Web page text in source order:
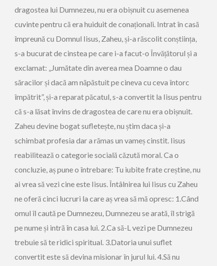
dragostea lui Dumnezeu, nu era obișnuit cu asemenea
cuvinte pentru că era huiduit de conaționali. Intrat în casă
împreună cu Domnul Iisus, Zaheu, și-a răscolit conștiința,
s-a bucurat de cinstea pe care i-a facut-o Învățătorul și a
exclamat: „Jumătate din averea mea Doamne o dau
săracilor și dacă am năpăstuit pe cineva cu ceva întorc
împătrit”, și-a reparat păcatul, s-a convertit la Iisus pentru
că s-a lăsat învins de dragostea de care nu era obișnuit.
Zaheu devine bogat sufletește, nu știm daca și-a
schimbat profesia dar a rămas un vameș cinstit. Iisus
reabilitează o categorie socială căzută moral. Ca o
concluzie, aș pune o întrebare: Tu iubite frate creștine, nu
ai vrea să vezi cine este Iisus. Întâlnirea lui Iisus cu Zaheu
ne oferă cinci lucruri la care aș vrea să mă opresc: 1.Când
omul îl caută pe Dumnezeu, Dumnezeu se arată, îl strigă
pe nume și intră în casa lui. 2.Ca să-L vezi pe Dumnezeu
trebuie să te ridici spiritual. 3.Datoria unui suflet
convertit este să devina misionar în jurul lui. 4.Să nu